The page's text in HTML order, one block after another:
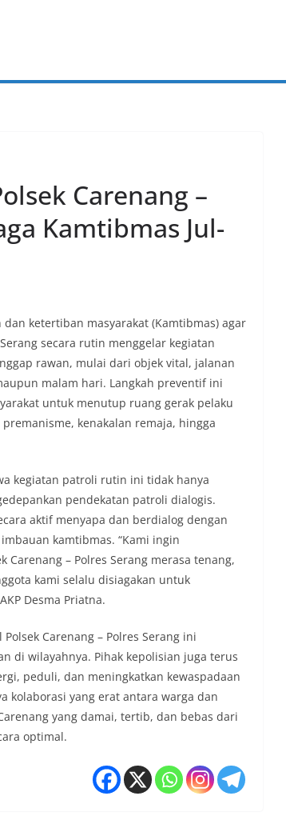
Carenang –
Kamtibmas Jul-
dan ketertiban masyarakat (Kamtibmas) agar
secara rutin menggelar kegiatan
rawan, mulai dari objek vital, jalanan
malam hari. Langkah preventif ini
untuk menutup ruang gerak pelaku
kenakalan remaja, hingga
kegiatan patroli rutin ini tidak hanya
pendekatan patroli dialogis.
aktif menyapa dan berdialog dengan
kamtibmas. “Kami ingin
– Polres Serang merasa tenang,
kami selalu disiagakan untuk
Desma Priatna.
Carenang – Polres Serang ini
di wilayahnya. Pihak kepolisian juga terus
peduli, dan meningkatkan kewaspadaan
kolaborasi yang erat antara warga dan
yang damai, tertib, dan bebas dari
optimal.